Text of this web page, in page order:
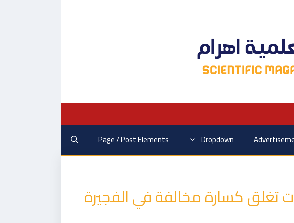
Dropdown
Page / Post Elements
تغلق كسارة مخالفة في الفجيرة